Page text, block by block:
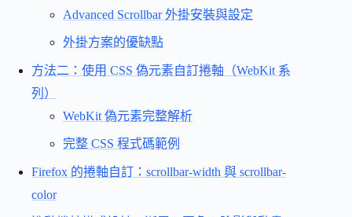
Advanced Scrollbar 外掛安裝與設定
外掛方案的優缺點
方法二：使用 CSS 偽元素自訂捲軸（WebKit 系
列）
WebKit 偽元素完整解析
完整 CSS 程式碼範例
Firefox 的捲軸自訂：scrollbar-width 與 scrollbar-
color